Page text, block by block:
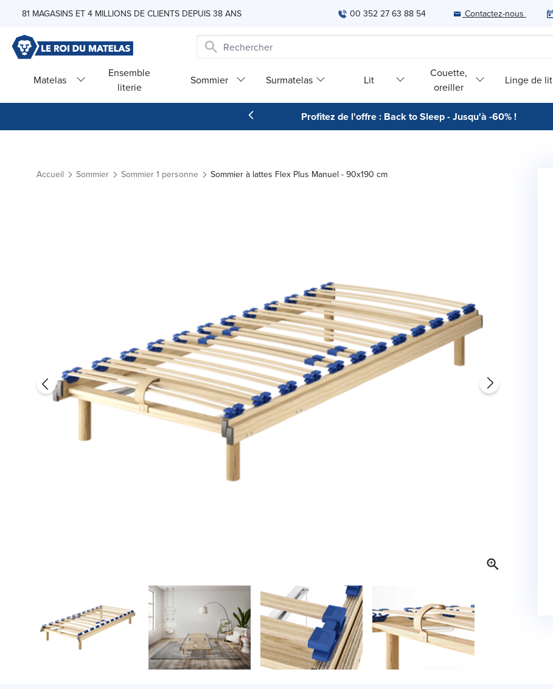
81 MAGASINS ET 4 MILLIONS DE CLIENTS DEPUIS 38 ANS 00 352 27 63 88 54 Contactez-nous
Matelas
Ensemble
literie
Sommier Surmatelas Lit
Couette,
oreiller
Linge de lit
Profitez de l'offre : Back to Sleep - Jusqu'à -60% !
Accueil Sommier Sommier 1 personne Sommier à lattes Flex Plus Manuel - 90x190 cm